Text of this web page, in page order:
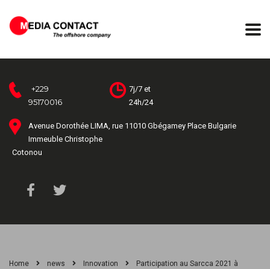
+229
95170016
7j/7 et
24h/24
Avenue Dorothée LIMA, rue 11010 Gbégamey Place Bulgarie
Immeuble Christophe
Cotonou
Home news Innovation
Participation au Sarcca 2021 à